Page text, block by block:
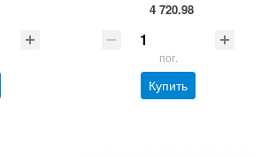
4 720.98
пог.
Купить